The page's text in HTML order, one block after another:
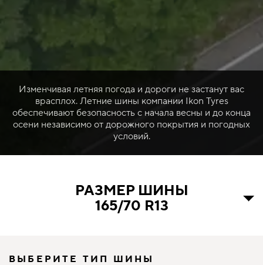
Изменчивая летняя погода и дороги не застанут вас
врасплох. Летние шины компании Ikon Tyres
обеспечивают безопасность с начала весны и до конца
осени независимо от дорожного покрытия и погодных
условий.
РАЗМЕР ШИНЫ
165/70 R13
ВЫБЕРИТЕ ТИП ШИНЫ